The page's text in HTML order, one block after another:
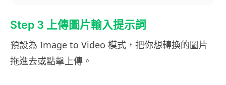
Step 3 上傳圖片輸入提示詞
預設為 Image to Video 模式，把你想轉換的圖片
拖進去或點擊上傳。